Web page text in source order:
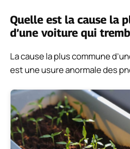
Quelle est la cause la
d’une voiture qui
La cause la plus commune
est une usure anormale des